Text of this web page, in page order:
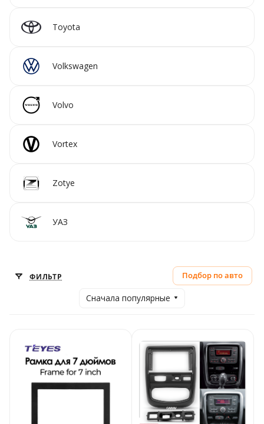
Toyota
Volkswagen
Volvo
Vortex
Zotye
УАЗ
ФИЛЬТР Подбор по авто
Сначала популярные